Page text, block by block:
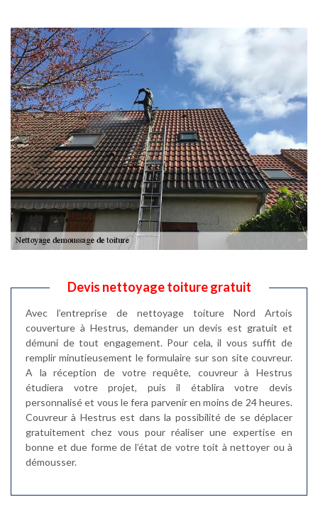
Devis nettoyage toiture gratuit
Avec l’entreprise de nettoyage toiture Nord Artois
couverture à Hestrus, demander un devis est gratuit et
démuni de tout engagement. Pour cela, il vous suffit de
remplir minutieusement le formulaire sur son site couvreur.
A la réception de votre requête, couvreur à Hestrus
étudiera votre projet, puis il établira votre devis
personnalisé et vous le fera parvenir en moins de 24 heures.
Couvreur à Hestrus est dans la possibilité de se déplacer
gratuitement chez vous pour réaliser une expertise en
bonne et due forme de l’état de votre toit à nettoyer ou à
démousser.